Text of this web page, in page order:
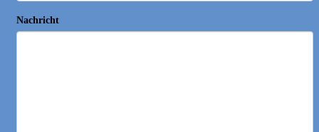
Nachricht